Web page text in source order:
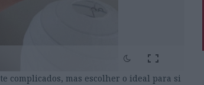
complicados, mas escolher o ideal para si